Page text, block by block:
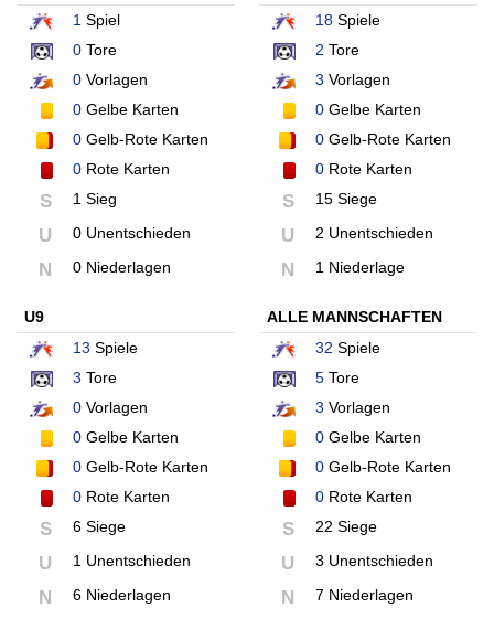
1 Spiel
0 Tore
0 Vorlagen
0 Gelbe Karten
0 Gelb-Rote Karten
0 Rote Karten
S 1 Sieg
U 0 Unentschieden
N 0 Niederlagen
18Spiele
2 Tore
3 Vorlagen
0Gelbe Karten
0Gelb-Rote Karten
0Rote Karten
S 15 Siege
U 2 Unentschieden
N 1 Niederlage
U9
13 Spiele
3 Tore
0 Vorlagen
0 Gelbe Karten
0 Gelb-Rote Karten
0 Rote Karten
S 6 Siege
U 1 Unentschieden
N 6 Niederlagen
ALLE MANNSCHAFTEN
32 Spiele
5Tore
3 Vorlagen
0Gelbe Karten
0Gelb-Rote Karten
0Rote Karten
S 22 Siege
U 3 Unentschieden
N 7 Niederlagen